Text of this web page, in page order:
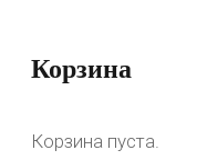
Корзина
Корзина пуста.